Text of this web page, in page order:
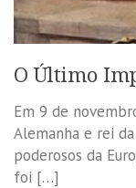
O Último
Em 9 de
Alemanha e rei
poderosos da
foi […]